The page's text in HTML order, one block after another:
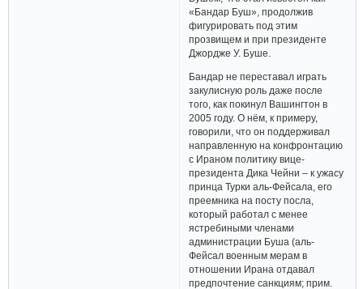
«Бандар Буш», продолжив
фигурировать под этим
прозвищем и при президенте
Джордже У. Буше.
Бандар не переставал играть
закулисную роль даже после
того, как покинул Вашингтон в
2005 году. О нём, к примеру,
говорили, что он поддерживал
направленную на конфронтацию
с Ираном политику вице-
президента Дика Чейни – к ужасу
принца Турки аль-Фейсала, его
преемника на посту посла,
который работал с менее
ястребиными членами
администрации Буша (аль-
Фейсал военным мерам в
отношении Ирана отдавал
предпочтение санкциям; прим.